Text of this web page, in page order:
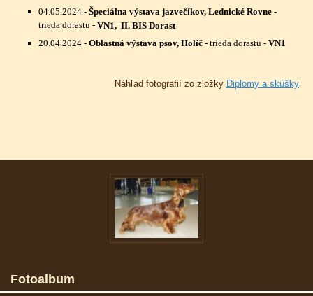
04.05.2024 - Špeciálna výstava jazvečíkov, Lednické Rovne -
trieda dorastu - VN1, II. BIS Dorast
20.04.2024 - Oblastná výstava psov, Holíč - trieda dorastu - VN1
Náhľad fotografií zo zložky Diplomy a skúšky
Fotoalbum